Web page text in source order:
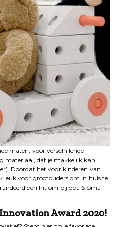
maten, voor verschillende
materiaal, dat je makkelijk kan
Doordat het voor kinderen van
leuk voor grootouders om in huis te
een hit om bij opa & oma
Award 2020!